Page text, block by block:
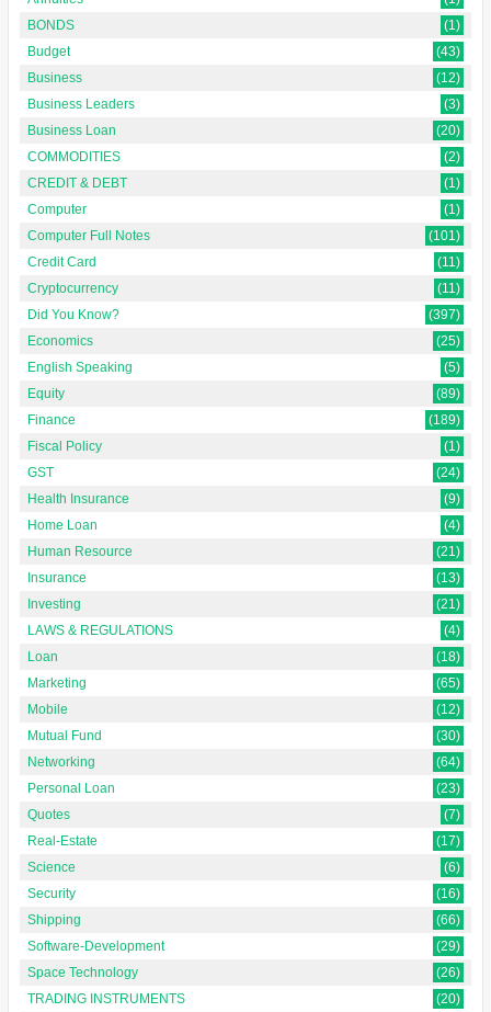
BONDS
(1)
Budget
(43)
Business
(12)
Business Leaders
(3)
Business Loan
(20)
COMMODITIES
(2)
CREDIT & DEBT
(1)
Computer
(1)
Computer Full Notes
(101)
Credit Card
(11)
Cryptocurrency
(11)
Did You Know?
(397)
Economics
(25)
English Speaking
(5)
Equity
(89)
Finance
(189)
Fiscal Policy
(1)
GST
(24)
Health Insurance
(9)
Home Loan
(4)
Human Resource
(21)
Insurance
(13)
Investing
(21)
LAWS & REGULATIONS
(4)
Loan
(18)
Marketing
(65)
Mobile
(12)
Mutual Fund
(30)
Networking
(64)
Personal Loan
(23)
Quotes
(7)
Real-Estate
(17)
Science
(6)
Security
(16)
Shipping
(66)
Software-Development
(29)
Space Technology
(26)
TRADING INSTRUMENTS
(20)